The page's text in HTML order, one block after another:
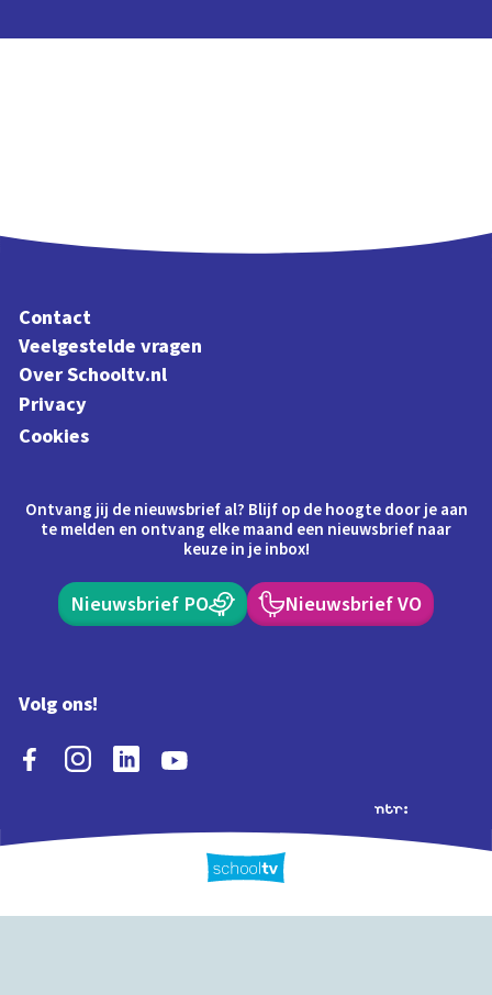
Contact
Veelgestelde vragen
Over Schooltv.nl
Privacy
Cookies
Ontvang jij de nieuwsbrief al? Blijf op de hoogte door je aan
te melden en ontvang elke maand een nieuwsbrief naar
keuze in je inbox!
Nieuwsbrief PO Nieuwsbrief VO
Volg ons!